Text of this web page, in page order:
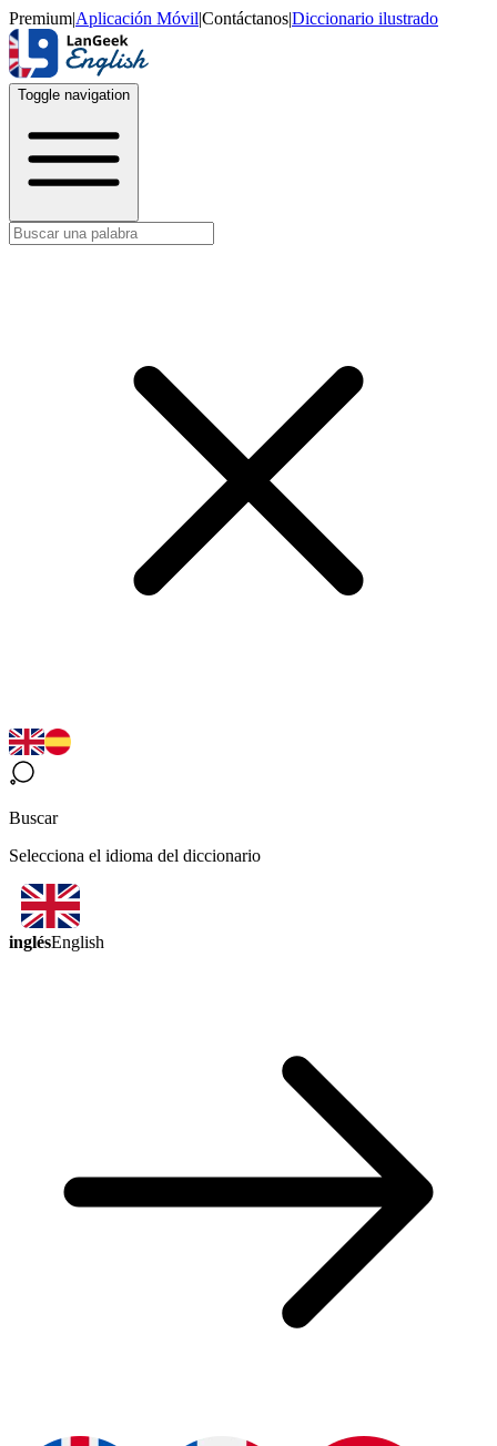
Premium|Aplicación Móvil|Contáctanos|Diccionario ilustrado
Toggle navigation
Buscar
Selecciona el idioma del diccionario
inglésEnglish